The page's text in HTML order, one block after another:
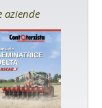
aziende